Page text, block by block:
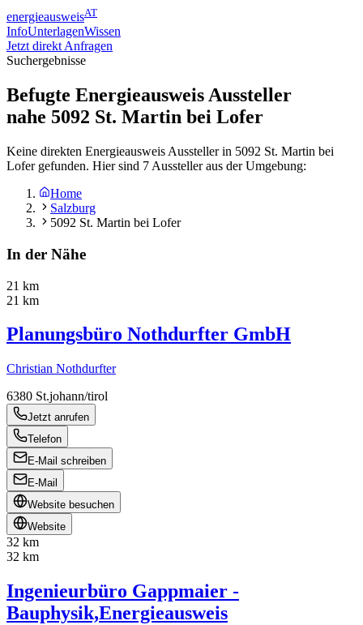
energieausweisAT
InfoUnterlagenWissen
Jetzt direkt Anfragen
Suchergebnisse
Befugte Energieausweis Aussteller
nahe 5092 St. Martin bei Lofer
Keine direkten Energieausweis Aussteller in 5092 St. Martin bei
Lofer gefunden. Hier sind 7 Aussteller aus der Umgebung:
Home
Salzburg
5092 St. Martin bei Lofer
In der Nähe
21 km
21 km
Planungsbüro Nothdurfter GmbH
Christian Nothdurfter
6380 St.johann/tirol
Jetzt anrufen
Telefon
E-Mail schreiben
E-Mail
Website besuchen
Website
32 km
32 km
Ingenieurbüro Gappmaier -
Bauphysik,Energieausweis